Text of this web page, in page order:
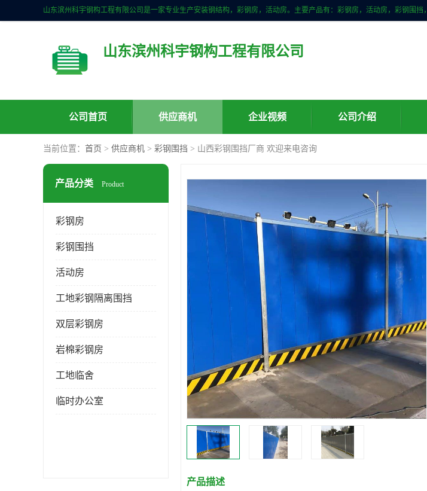
山东滨州科宇钢构工程有限公司
公司首页 供应商机 企业视频 公司介绍
当前位置： 首页 > 供应商机 > 彩钢围挡 > 山西彩钢围挡厂商 欢迎来电咨询
产品分类 Product
彩钢房
彩钢围挡
活动房
工地彩钢隔离围挡
双层彩钢房
岩棉彩钢房
工地临舍
临时办公室
产品描述